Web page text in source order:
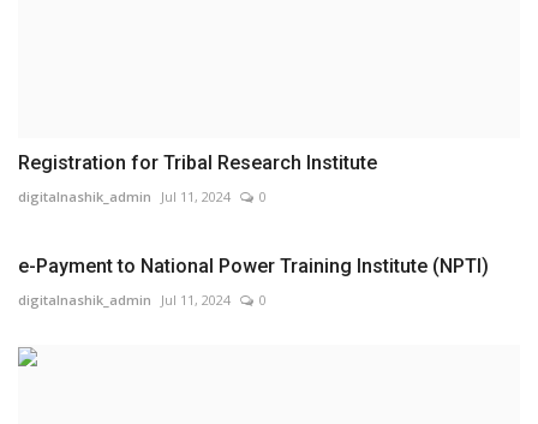
Registration for Tribal Research Institute
digitalnashik_admin Jul 11, 2024 0
e-Payment to National Power Training Institute (NPTI)
digitalnashik_admin Jul 11, 2024 0